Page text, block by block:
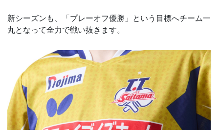
新シーズンも、「プレーオフ優勝」という目標へチーム一
丸となって全力で戦い抜きます。